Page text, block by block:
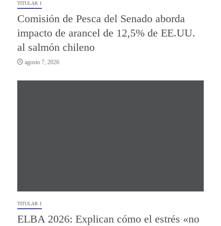
TITULAR 1
Comisión de Pesca del Senado aborda
impacto de arancel de 12,5% de EE.UU.
al salmón chileno
agosto 7, 2026
TITULAR 1
ELBA 2026: Explican cómo el estrés «no